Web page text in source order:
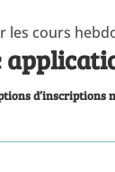
les cours
d’inscriptions